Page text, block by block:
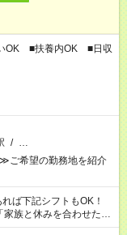
OK ■扶養内OK ■日収
/ …
ご希望の勤務地を紹介
」 「できれば残業はし